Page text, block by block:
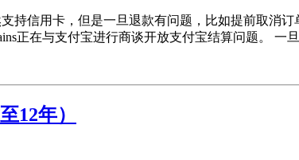
持信用卡，但是一旦退款有问题，比如提前取消
正在与支付宝进行商谈开放支付宝结算问题。 一
12年）